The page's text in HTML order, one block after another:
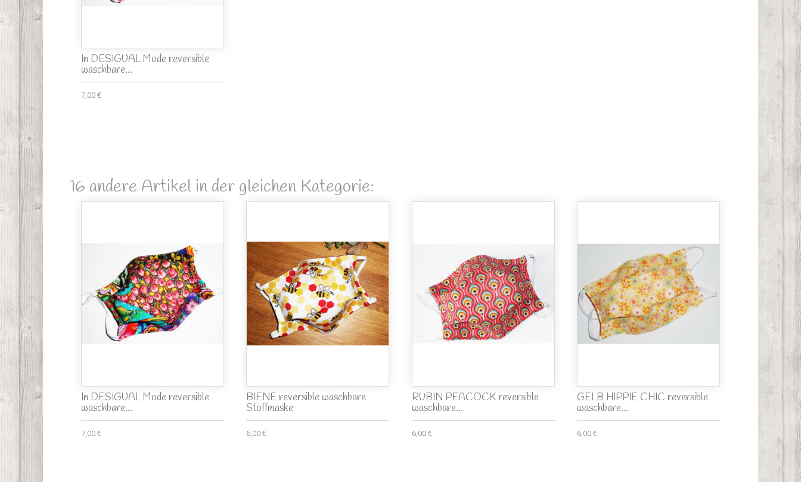
In DESIGUAL Mode reversible
waschbare...
7,00 €
16 andere Artikel in der gleichen Kategorie:
In DESIGUAL Mode reversible
waschbare...
7,00 €
BIENE reversible waschbare
Stoffmaske
6,00 €
RUBIN PEACOCK reversible
waschbare...
6,00 €
GELB HIPPIE CHIC reversible
waschbare...
6,00 €